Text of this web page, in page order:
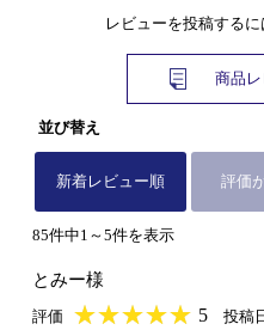
レビューを投稿するに
商品レ
並び替え
新着レビュー順 評価
85件中1～5件を表示
とみー様
評価 ★★★★★
★★★★★ 5 投稿